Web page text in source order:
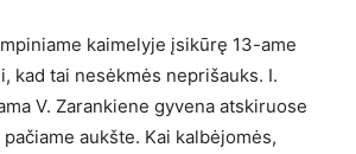
kaimelyje įsikūrę 13-ame
kad tai nesėkmės neprišauks. I.
V. Zarankiene gyvena atskiruose
aukšte. Kai kalbėjomės,